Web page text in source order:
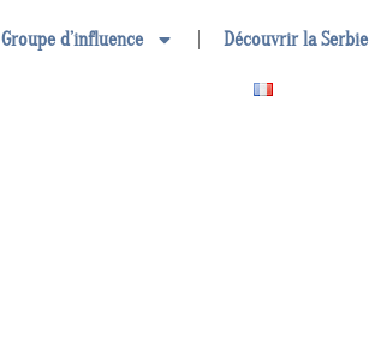
Groupe d’influence Découvrir la Serbie